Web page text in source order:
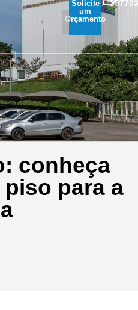
Solicite
um
Orçamento
conheça
para a